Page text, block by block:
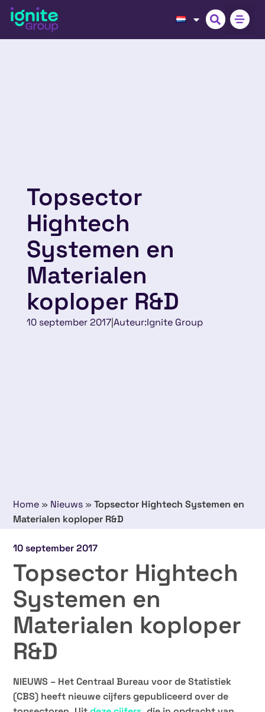
Topsector
Hightech
Systemen en
Materialen
koploper R&D
10 september 2017|Auteur:Ignite Group
Home » Nieuws »Topsector Hightech Systemen en
Materialen koploper R&D
10 september 2017
Topsector Hightech
Systemen en
Materialen koploper
R&D
NIEUWS – Het Centraal Bureau voor de Statistiek
(CBS) heeft nieuwe cijfers gepubliceerd over de